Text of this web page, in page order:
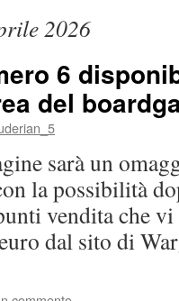
2026
6
del
sarà un
la possibilità
vendita che
dal sito di